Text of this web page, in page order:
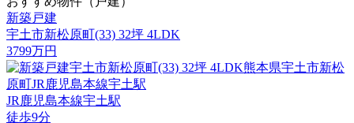
新築戸建
宇土市新松原町(33) 32坪 4LDK
3799万円
JR鹿児島本線宇土駅
徒歩9分